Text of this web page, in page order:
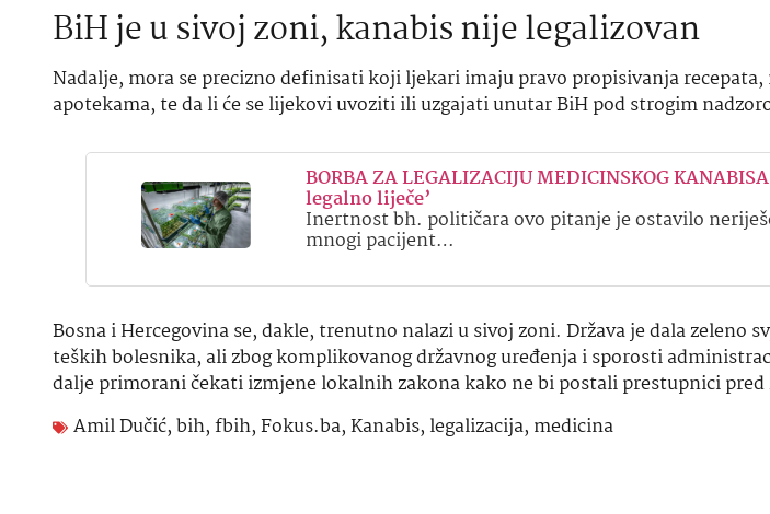
BiH je u sivoj zoni, kanabis nije legalizovan
Nadalje, mora se precizno definisati koji ljekari imaju pravo propisivanja
apotekama, te da li će se lijekovi uvoziti ili uzgajati unutar BiH pod strogim
BORBA ZA LEGALIZACIJU MEDICINSKOG
legalno liječe’
Inertnost bh. političara ovo pitanje je ostavilo
mnogi pacijent…
Bosna i Hercegovina se, dakle, trenutno nalazi u sivoj zoni. Država je dala zeleno
teških bolesnika, ali zbog komplikovanog državnog uređenja i sporosti
dalje primorani čekati izmjene lokalnih zakona kako ne bi postali prestupnici pred
Amil Dučić,bih,fbih,Fokus.ba,Kanabis, legalizacija, medicina